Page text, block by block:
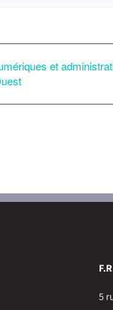
et
5